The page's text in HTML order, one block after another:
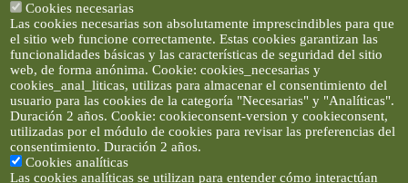
Cookies necesarias
Las cookies necesarias son absolutamente imprescindibles para que
el sitio web funcione correctamente. Estas cookies garantizan las
funcionalidades básicas y las características de seguridad del sitio
web, de forma anónima. Cookie: cookies_necesarias y
cookies_anal_liticas, utilizas para almacenar el consentimiento del
usuario para las cookies de la categoría "Necesarias" y "Analíticas".
Duración 2 años. Cookie: cookieconsent-version y cookieconsent,
utilizadas por el módulo de cookies para revisar las preferencias del
consentimiento. Duración 2 años.
Cookies analíticas
Las cookies analíticas se utilizan para entender cómo interactúan